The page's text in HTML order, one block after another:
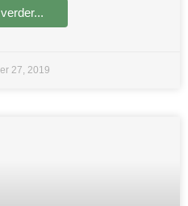
27, 2019